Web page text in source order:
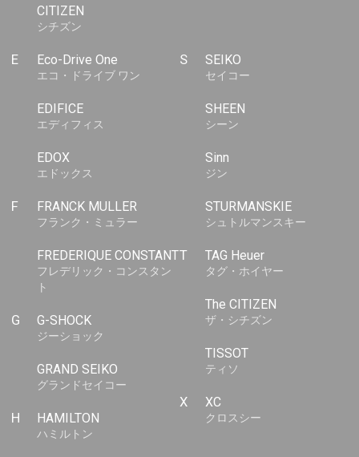
CITIZEN
シチズン
E Eco-Drive One
エコ・ドライブ ワン
EDIFICE
エディフィス
EDOX
エドックス
F FRANCK MULLER
フランク・ミュラー
FREDERIQUE CONSTANT
フレデリック・コンスタン
ト
G G-SHOCK
ジーショック
GRAND SEIKO
グランドセイコー
H HAMILTON
ハミルトン
S SEIKO
セイコー
SHEEN
シーン
Sinn
ジン
STURMANSKIE
シュトルマンスキー
T TAG Heuer
タグ・ホイヤー
The CITIZEN
ザ・シチズン
TISSOT
ティソ
X XC
クロスシー